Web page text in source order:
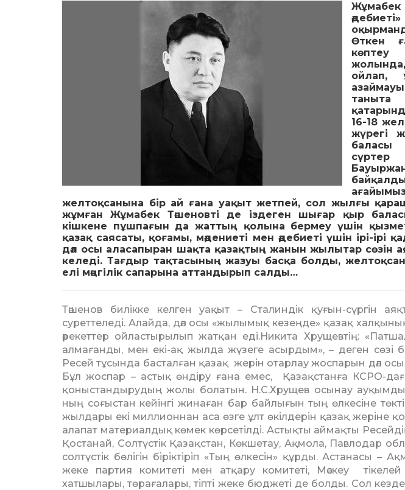
Жұмабек
Өткен
көптеу
жолында,
ойлап,
16-18
жүрегі
баласы
желтоқсанына бір ай ғана уақыт жетпей, сол жылғы
жұмған Жұмабек Тәшеновті де іздеген шығар қыр
кішкене пұшпағын да жаттың қолына бермеу үшін
қазақ саясаты, қоғамы, мәдениеті мен әдебиеті үшін ірі-ірі
дәл осы аласапыран шақта қазақтың жанын жылытар сөзін
келеді. Тағдыр тақтасының жазуы басқа болды,
елі мәңгілік сапарына аттандырып салды…
Тәшенов билікке келген уақыт – Ста­лин­­дік қуғын-сүргін
суреттеледі. Алайда, дәл осы «жылымық кезеңде» қазақ
әре­кеттер ойластырылып жатқан еді.Никита Хрущевтің:
алмаған­ды, мен екі-ақ жыл­да жүзеге асырдым», – деген сөзі
Ресей тұсында басталған қазақ жерін отарлау жоспарын дәл
Бұл жоспар – астық өндіру ғана емес, Қазақстанға КСРО-
қоныстандырудың жолы болатын. Н.С.Хрущев осынау
ның соғыстан кейінгі жинаған бар байлы­ғын тың өлке­сіне
жылдары екі мил­лион­нан аса өзге ұлт өкілдерін қазақ жеріне
алапат материалдық көмек көрсетілді. Ас­тық­ты аймақты
Қостанай, Солтүстік Қазақ­стан, Көкшетау, Ақмола, Павлодар
солтүстік бөлігін біріктіріп «Тың өлке­сін» құрды. Астанасы –
жеке партия комитеті мен атқару комитеті, Мәскеу тікелей
хатшылары, төра­ғалары, тіпті жеке бюджеті де болды. Сол